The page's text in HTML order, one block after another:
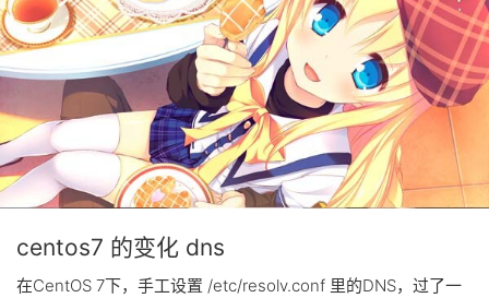
centos7 的变化 dns
在CentOS 7下，手工设置 /etc/resolv.conf 里的DNS，过了一